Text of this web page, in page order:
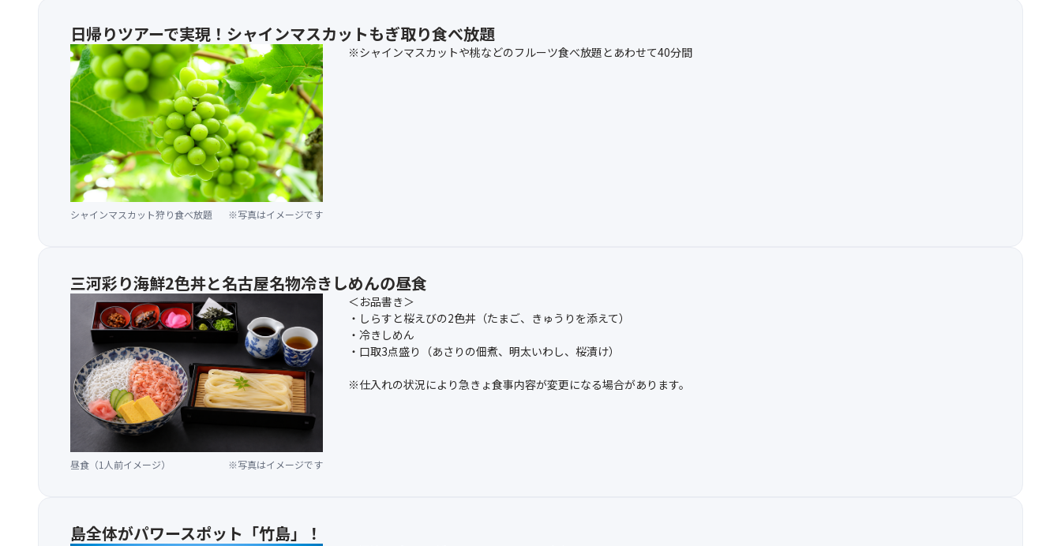
日帰りツアーで実現！シャインマスカットもぎ取り食べ放題
シャインマスカット狩り食べ放題 ※写真はイメージです
※シャインマスカットや桃などのフルーツ食べ放題とあわせて40分間
三河彩り海鮮2色丼と名古屋名物冷きしめんの昼食
昼食（1人前イメージ） ※写真はイメージです
＜お品書き＞
・しらすと桜えびの2色丼（たまご、きゅうりを添えて）
・冷きしめん
・口取3点盛り（あさりの佃煮、明太いわし、桜漬け）
※仕入れの状況により急きょ食事内容が変更になる場合があります。
島全体がパワースポット「竹島」！